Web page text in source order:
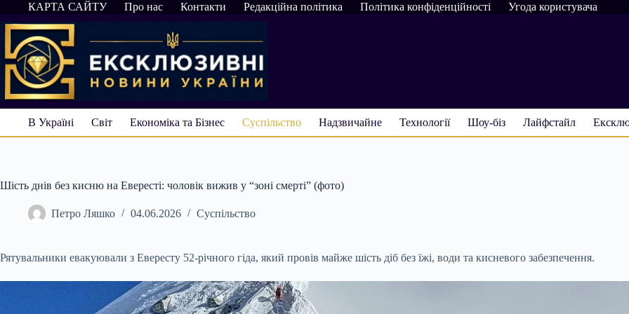
Перейти
до
вмісту
КАРТА САЙТУ Про нас Контакти Редакційна політика Політика конфіденційності Угода користувача
В Україні Світ Економіка та Бізнес Суспільство Надзвичайне Технології Шоу-біз Лайфстайл
Шість днів без кисню на Евересті: чоловік вижив у “зоні смерті” (фото)
Петро Ляшко 04.06.2026 Суспільство
Рятувальники евакуювали з Евересту 52-річного гіда, який провів майже шість діб без їжі, води та кисневого забезпечення.